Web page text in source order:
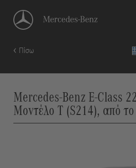
Πίσω
Mercedes-Benz E-Class
Μοντέλο T (S214), από